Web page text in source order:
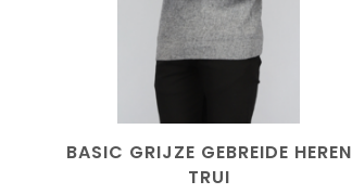
BASIC GRIJZE GEBREIDE HEREN
TRUI